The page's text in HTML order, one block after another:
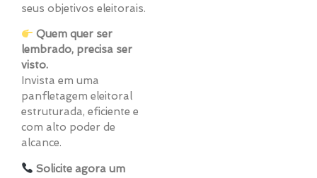
seus objetivos eleitorais.
Quem quer ser
lembrado, precisa ser
visto.
Invista em uma
panfletagem eleitoral
estruturada, eficiente e
com alto poder de
alcance.
Solicite agora um